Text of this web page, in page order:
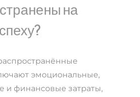
на
эмоциональные,
и финансовые затраты,